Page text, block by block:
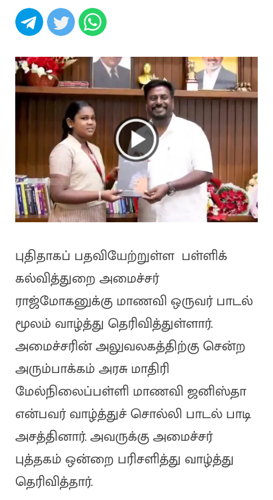
புதிதாகப் பதவியேற்றுள்ள பள்ளிக்
கல்வித்துறை அமைச்சர்
ராஜ்மோகனுக்கு மாணவி ஒருவர் பாடல்
மூலம் வாழ்த்து தெரிவித்துள்ளார்.
அமைச்சரின் அலுவலகத்திற்கு சென்ற
அரும்பாக்கம் அரசு மாதிரி
மேல்நிலைப்பள்ளி மாணவி ஜனிஸ்தா
என்பவர் வாழ்த்துச் சொல்லி பாடல் பாடி
அசத்தினார். அவருக்கு அமைச்சர்
புத்தகம் ஒன்றை பரிசளித்து வாழ்த்து
தெரிவித்தார்.